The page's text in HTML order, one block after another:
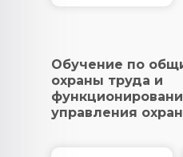
Обучение по
охраны труда и
управления